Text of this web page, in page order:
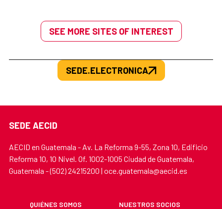
SEE MORE SITES OF INTEREST
SEDE.ELECTRONICA
SEDE AECID
AECID en Guatemala - Av. La Reforma 9-55, Zona 10, Edificio
Reforma 10, 10 Nivel. Of. 1002-1005 Ciudad de Guatemala,
Guatemala - (502) 24215200 | oce.guatemala@aecid.es
QUIÉNES SOMOS NUESTROS SOCIOS